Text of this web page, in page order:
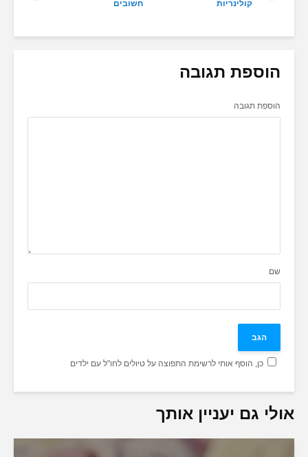
חשובים קולינריות
הוספת תגובה
הוספת תגובה
שם
כן, הוסף אותי לרשימת התפוצה על טיולים לחו"ל עם ילדים
אולי גם יעניין אותך